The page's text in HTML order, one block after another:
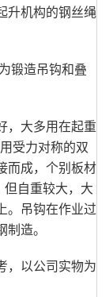
升机构的钢丝绳
锻造吊钩和叠
，大多用在起重
受力对称的双
而成，个别板材
但自重较大，大
。吊钩在作业过
造。
，以公司实物为